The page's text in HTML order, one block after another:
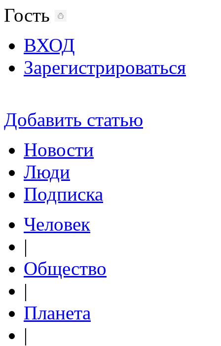
Гость
ВХОД
Зарегистрироваться
Добавить статью
Новости
Люди
Подписка
Человек
|
Общество
|
Планета
|